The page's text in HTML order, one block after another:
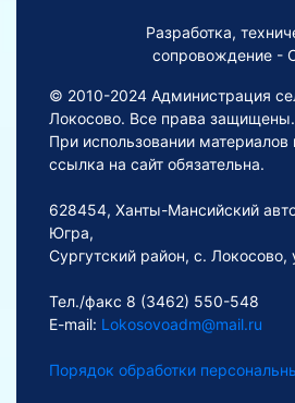
Разработка,
сопровождение -
© 2010-2024 Администрация
Локосово. Все права защищены.
При использовании материалов
ссылка на сайт обязательна.
628454, Ханты-Мансийский
Югра,
Сургутский район, с. Локосово,
Тел./факс 8 (3462) 550-548
E-mail: Lokosovoadm@mail.ru
Порядок обработки